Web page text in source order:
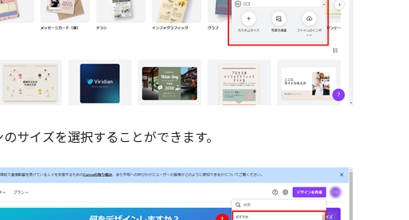
イズを選択することができます。